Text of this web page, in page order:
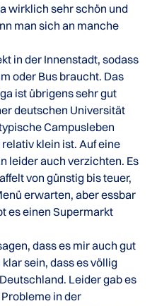
wirklich sehr schön und
man sich an manche
in der Innenstadt, sodass
oder Bus braucht. Das
ist übrigens sehr gut
deutschen Universität
Campusleben
klein ist. Auf eine
leider auch verzichten. Es
von günstig bis teuer,
erwarten, aber essbar
es einen Supermarkt
dass es mir auch gut
sein, dass es völlig
Leider gab es
in der